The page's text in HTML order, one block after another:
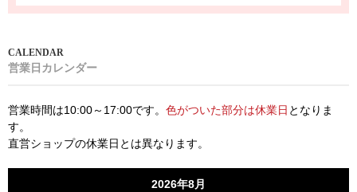
営業日カレンダー
営業時間は10:00～17:00です。 色がついた部分は休業日 となりま
す。
直営ショップの休業日とは異なります。
2026年8月